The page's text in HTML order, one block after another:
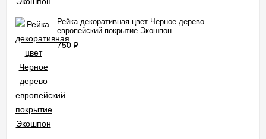
Рейка декоративная цвет Черное дерево
европейский покрытие Экошпон
750 ₽